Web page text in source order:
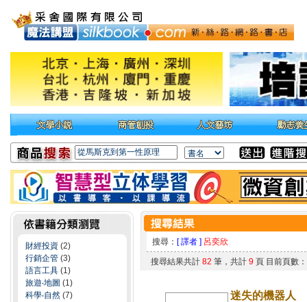
財經投資 (2)
行銷企管 (3)
語言工具 (1)
旅遊‧地圖 (1)
科學‧自然 (7)
搜尋： [ 譯者 ] 呂奕欣
搜尋結果共計 82 筆，共計 9 頁 目前頁數
迷失的機器人